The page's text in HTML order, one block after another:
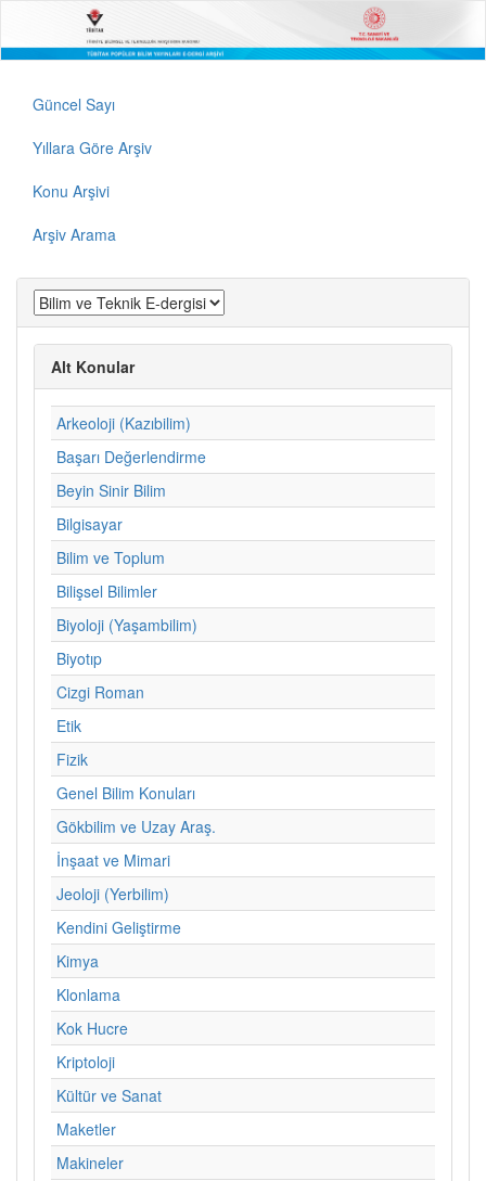
Güncel Sayı
Yıllara Göre Arşiv
Konu Arşivi
Arşiv Arama
Alt Konular
Arkeoloji (Kazıbilim)
Başarı Değerlendirme
Beyin Sinir Bilim
Bilgisayar
Bilim ve Toplum
Bilişsel Bilimler
Biyoloji (Yaşambilim)
Biyotıp
Cizgi Roman
Etik
Fizik
Genel Bilim Konuları
Gökbilim ve Uzay Araş.
İnşaat ve Mimari
Jeoloji (Yerbilim)
Kendini Geliştirme
Kimya
Klonlama
Kok Hucre
Kriptoloji
Kültür ve Sanat
Maketler
Makineler